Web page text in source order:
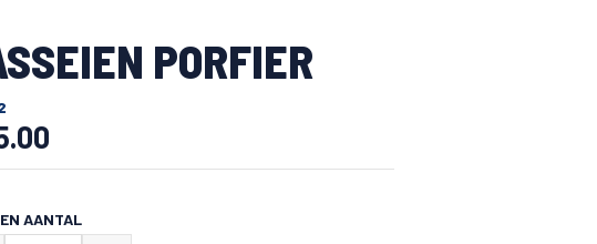
PORFIER
AANTAL